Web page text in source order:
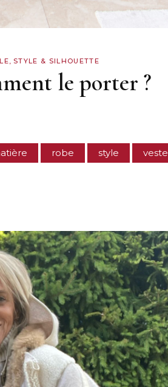
, STYLE & SILHOUETTE
le porter ?
robe style veste